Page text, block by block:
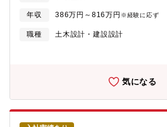
こともあります。 ■契約になった場合は実
請等の業務も担当頂きます。■お客様のご
がら規格型もしくは、自由設計の選択を行
タッフ多数[1]働き方改善：土日祝休/月平
員も多くいます。 [2]豊富な案件：プライ
戸数NO.1実績という安定した基盤があり
ルを磨くことができます。【配属先情報】
支店（全国201支店）設計課への配属を予
店に1～8名程の設計スタッフが在籍。【外
年収 386万円～816万円 ※経験に応ず
職種
土木設計・建設設計
気になる